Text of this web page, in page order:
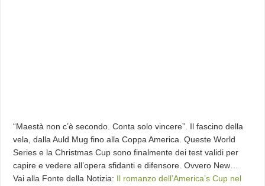
“Maestà non c’è secondo. Conta solo vincere”. Il fascino della
vela, dalla Auld Mug fino alla Coppa America. Queste World
Series e la Christmas Cup sono finalmente dei test validi per
capire e vedere all’opera sfidanti e difensore. Ovvero New…
Vai alla Fonte della Notizia: Il romanzo dell’America’s Cup nel